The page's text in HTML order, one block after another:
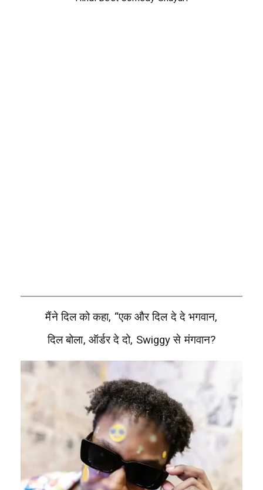
मैंने दिल को कहा, “एक और दिल दे दे भगवान,
दिल बोला, ऑर्डर दे दो, Swiggy से मंगवान?